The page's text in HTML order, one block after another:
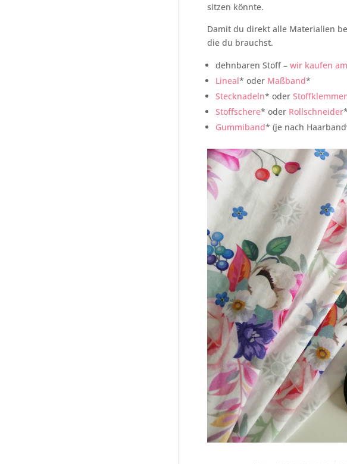
sitzen könnte.
Damit du direkt alle Materialien
die du brauchst.
dehnbaren Stoff –wir kaufen
Lineal* oder Maßband*
Stecknadeln* oder
Stoffschere* oder Rollschneider*
Gummiband* (je nach